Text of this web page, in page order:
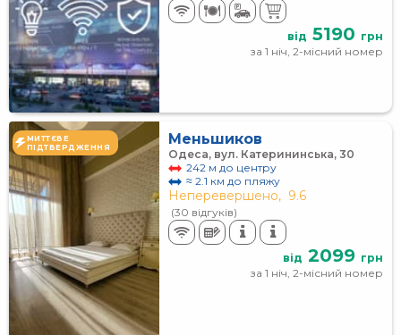
від 5190 грн
за 1 ніч, 2-місний номер
МИТТЄВЕ
ПІДТВЕРДЖЕННЯ
Меньшиков
Одеса, вул. Катерининська, 30
242 м до центру
≈ 2.1 км до пляжу
Неперевершено, 9.6
(30 відгуків)
від 2099 грн
за 1 ніч, 2-місний номер